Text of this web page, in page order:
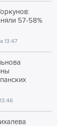
57-58%
13:47